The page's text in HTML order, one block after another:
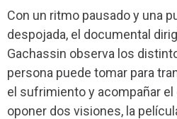
Con un ritmo pausado y una
despojada, el documental
Gachassin observa los
persona puede tomar para
el sufrimiento y acompañar el
oponer dos visiones, la